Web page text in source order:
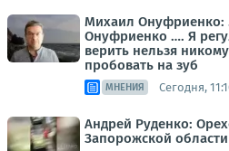
Михаил
Онуфриенко …. Я
верить нельзя
пробовать на зуб
МНЕНИЯ Сегодня,
Андрей Руденко:
Запорожской области